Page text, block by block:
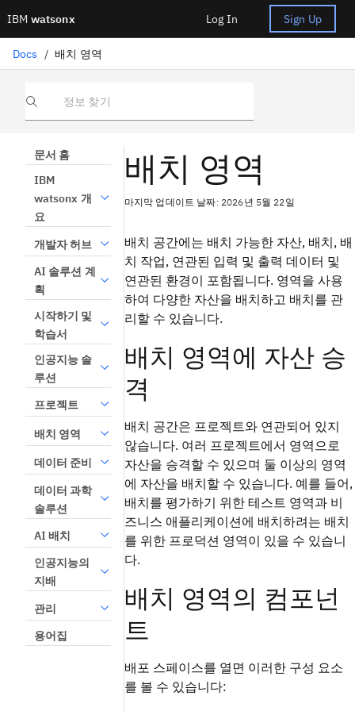
IBM watsonx Log In Sign Up
Docs / 배치 영역
정보 찾기
문서 홈
IBM
watsonx 개
요
개발자 허브
AI 솔루션 계
획
시작하기 및
학습서
인공지능 솔
루션
프로젝트
배치 영역
데이터 준비
데이터 과학
솔루션
AI 배치
인공지능의
지배
관리
용어집
배치 영역
마지막 업데이트 날짜: 2026년 5월 22일
배치 공간에는 배치 가능한 자산, 배치, 배
치 작업, 연관된 입력 및 출력 데이터 및
연관된 환경이 포함됩니다. 영역을 사용
하여 다양한 자산을 배치하고 배치를 관
리할 수 있습니다.
배치 영역에 자산 승
격
배치 공간은 프로젝트와 연관되어 있지
않습니다. 여러 프로젝트에서 영역으로
자산을 승격할 수 있으며 둘 이상의 영역
에 자산을 배치할 수 있습니다. 예를 들어,
배치를 평가하기 위한 테스트 영역과 비
즈니스 애플리케이션에 배치하려는 배치
를 위한 프로덕션 영역이 있을 수 있습니
다.
배치 영역의 컴포넌
트
배포 스페이스를 열면 이러한 구성 요소
를 볼 수 있습니다: